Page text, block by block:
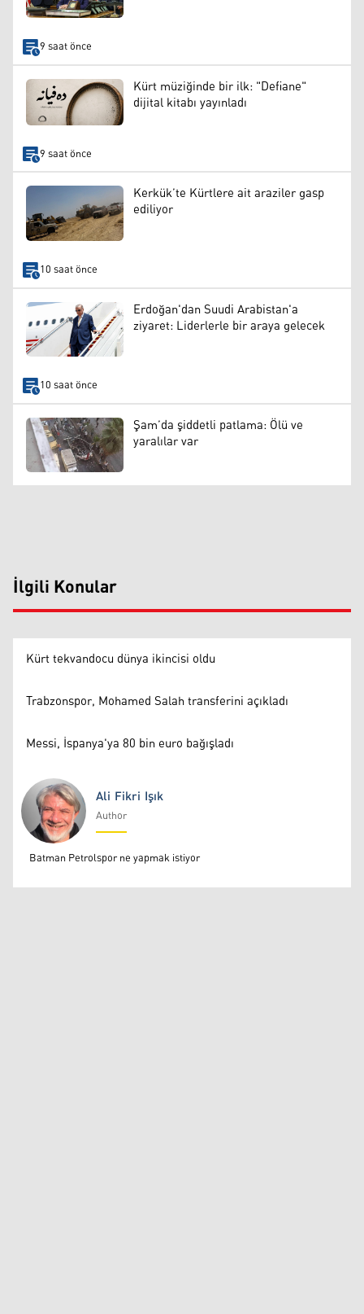
9 saat önce
Kürt müziğinde bir ilk: "Defiane"
dijital kitabı yayınladı
9 saat önce
Kerkük’te Kürtlere ait araziler gasp
ediliyor
10 saat önce
Erdoğan'dan Suudi Arabistan'a
ziyaret: Liderlerle bir araya gelecek
10 saat önce
Şam’da şiddetli patlama: Ölü ve
yaralılar var
İlgili Konular
Kürt tekvandocu dünya ikincisi oldu
Trabzonspor, Mohamed Salah transferini açıkladı
Messi, İspanya'ya 80 bin euro bağışladı
Ali Fikri Işık
Ali Fikri Işık
Author
Batman Petrolspor ne yapmak istiyor